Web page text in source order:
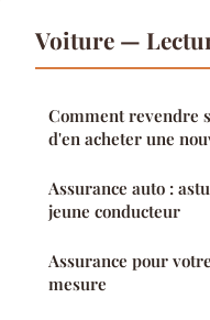
Voiture —
Comment revendre
d'en acheter une
Assurance auto :
jeune conducteur
Assurance pour
mesure